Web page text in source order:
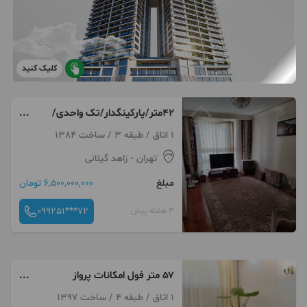
کلیک کنید
۴۲متر/پارکینگدار/تک واحدی/
خیابون کلینی/اقای تاران1 اتاق / طبقه 3 / ساخت 1384
تهران - زاهد گیلانی
مبلغ
6,500,000,000 تومان
3 هفته پیش 099251***72
۵۷ متر فول امکانات پرواز
(دانشمند)1 اتاق / طبقه 4 / ساخت 1397